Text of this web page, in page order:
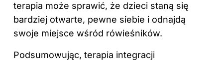
terapia może sprawić, że dzieci staną się
bardziej otwarte, pewne siebie i odnajdą
swoje miejsce wśród rówieśników.
Podsumowując, terapia integracji